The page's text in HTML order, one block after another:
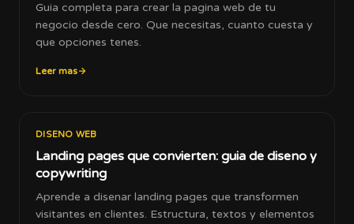
Guia completa para crear la pagina web de tu
negocio desde cero. Que necesitas, cuanto cuesta y
que opciones tenes.
Leer mas
DISENO WEB
Landing pages que convierten: guia de diseno y
copywriting
Aprende a disenar landing pages que transformen
visitantes en clientes. Estructura, textos y elementos